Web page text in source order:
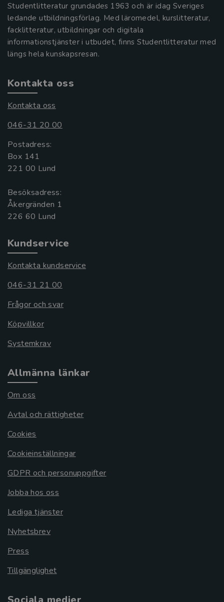
Studentlitteratur grundades 1963 och är idag Sveriges
ledande utbildningsförlag. Med läromedel, kurslitteratur,
facklitteratur, utbildningar och digitala
informationstjänster i utbudet, finns Studentlitteratur med
längs hela kunskapsresan.
Kontakta oss
Kontakta oss
046-31 20 00
Postadress:
Box 141
221 00 Lund
Besöksadress:
Åkergränden 1
Kundservice
Kontakta kundservice
046-31 21 00
Frågor och svar
Köpvillkor
Systemkrav
Allmänna länkar
Om oss
Avtal och rättigheter
Cookies
Cookieinställningar
GDPR och personuppgifter
Jobba hos oss
Lediga tjänster
Nyhetsbrev
Press
Tillgänglighet